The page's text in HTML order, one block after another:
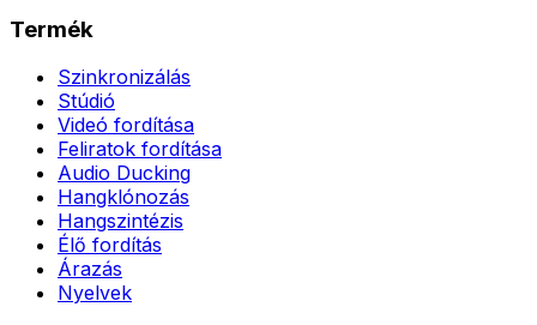
Termék
Szinkronizálás
Stúdió
Videó fordítása
Feliratok fordítása
Audio Ducking
Hangklónozás
Hangszintézis
Élő fordítás
Árazás
Nyelvek